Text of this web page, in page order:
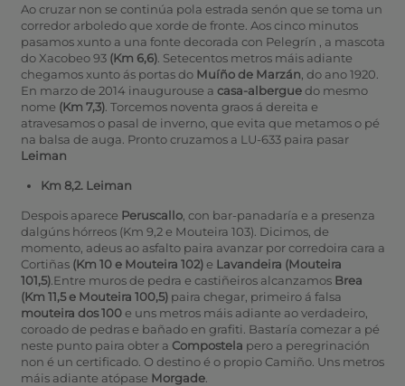
Ao cruzar non se continúa pola estrada senón que se toma un
corredor arboledo que xorde de fronte. Aos cinco minutos
pasamos xunto a una fonte decorada con Pelegrín
, a mascota
do Xacobeo 93 (Km 6,6). Setecentos metros máis adiante
chegamos xunto ás portas do Muíño de Marzán , do ano 1920.
En marzo de 2014 inaugurouse a casa-alberguedo mesmo
nome (Km 7,3). Torcemos noventa graos á dereita e
atravesamos o pasal de inverno, que evita que metamos o pé
na balsa de auga. Pronto cruzamos a LU-633 paira pasar
Leiman
Km 8,2. Leiman
Despois aparece Peruscallo, con bar-panadaría e a presenza
dalgúns hórreos (Km 9,2 e Mouteira 103). Dicimos, de
momento, adeus ao asfalto paira avanzar por corredoira cara a
Cortiñas (Km 10 e Mouteira 102)e Lavandeira (Mouteira
101,5).Entre muros de pedra e castiñeiros alcanzamos Brea
(Km 11,5 e Mouteira 100,5)paira chegar, primeiro á falsa
mouteira dos 100e uns metros máis adiante ao verdadeiro,
coroado de pedras e bañado en grafiti. Bastaría comezar a pé
neste punto paira obter a Compostela pero a peregrinación
non é un certificado. O destino é o propio Camiño. Uns metros
máis adiante atópase Morgade.